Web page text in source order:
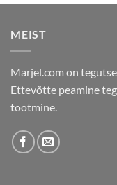
MEIST
Marjel.com on
Ettevõtte peamine
tootmine.